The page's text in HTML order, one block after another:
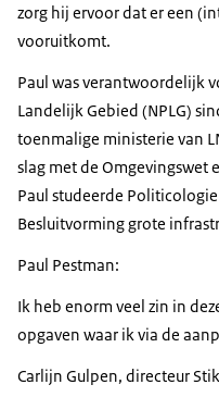
zorg hij ervoor dat er een
vooruitkomt.
Paul was verantwoordelijk
Landelijk Gebied (NPLG)
toenmalige ministerie van
slag met de Omgevingswet
Paul studeerde
Besluitvorming grote
Paul Pestman:
Ik heb enorm veel zin in
opgaven waar ik via de
Carlijn Gulpen, directeur